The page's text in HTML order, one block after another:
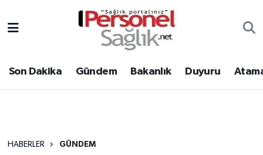
Son Dakika Gündem Bakanlık Duyuru
HABERLER GÜNDEM
Gündem
Nöbetçi Eczaneler
Hava Durumu